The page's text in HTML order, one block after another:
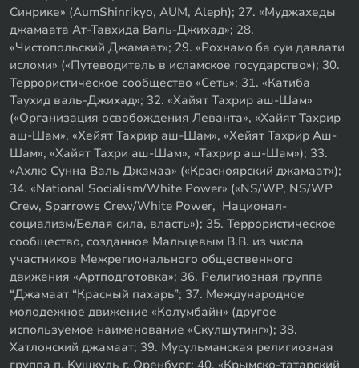
Синрике» (AumShinrikyo, AUM, Aleph); 27. «Муджахеды
джамаата Ат-Тавхида Валь-Джихад»; 28.
«Чистопольский Джамаат»; 29. «Рохнамо ба суи давлати
исломи» («Путеводитель в исламское государство»); 30.
Террористическое сообщество «Сеть»; 31. «Катиба
Таухид валь-Джихад»; 32. «Хайят Тахрир аш-Шам»
(«Организация освобождения Леванта», «Хайят Тахрир
аш-Шам», «Хейят Тахрир аш-Шам», «Хейят Тахрир Аш-
Шам», «Хайят Тахри аш-Шам», «Тахрир аш-Шам»); 33.
«Ахлю Сунна Валь Джамаа» («Красноярский джамаат»);
34. «National Socialism/White Power» («NS/WP, NS/WP
Crew, Sparrows Crew/White Power, Национал-
социализм/Белая сила, власть»); 35. Террористическое
сообщество, созданное Мальцевым В.В. из числа
участников Межрегионального общественного
движения «Артподготовка»; 36. Религиозная группа
“Джамаат “Красный пахарь”; 37. Международное
молодежное движение «Колумбайн» (другое
используемое наименование «Скулшутинг»); 38.
Хатлонский джамаат; 39. Мусульманская религиозная